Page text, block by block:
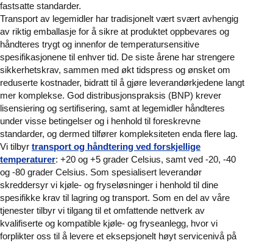
fastsatte standarder.
Transport av legemidler har tradisjonelt vært svært avhengig
av riktig emballasje for å sikre at produktet oppbevares og
håndteres trygt og innenfor de temperatursensitive
spesifikasjonene til enhver tid. De siste årene har strengere
sikkerhetskrav, sammen med økt tidspress og ønsket om
reduserte kostnader, bidratt til å gjøre leverandørkjedene langt
mer komplekse. God distribusjonspraksis (BNP) krever
lisensiering og sertifisering, samt at legemidler håndteres
under visse betingelser og i henhold til foreskrevne
standarder, og dermed tilfører kompleksiteten enda flere lag.
Vi tilbyr transport og håndtering ved forskjellige
temperaturer: +20 og +5 grader Celsius, samt ved -20, -40
og -80 grader Celsius. Som spesialisert leverandør
skreddersyr vi kjøle- og fryseløsninger i henhold til dine
spesifikke krav til lagring og transport. Som en del av våre
tjenester tilbyr vi tilgang til et omfattende nettverk av
kvalifiserte og kompatible kjøle- og fryseanlegg, hvor vi
forplikter oss til å levere et eksepsjonelt høyt servicenivå på